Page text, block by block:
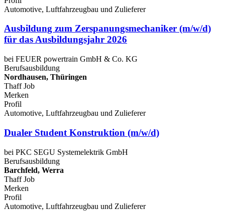
Automotive, Luftfahrzeugbau und Zulieferer
Ausbildung zum Zerspanungsmechaniker (m/w/d)
für das Ausbildungsjahr 2026
bei FEUER powertrain GmbH & Co. KG
Berufsausbildung
Nordhausen, Thüringen
Thaff Job
Merken
Profil
Automotive, Luftfahrzeugbau und Zulieferer
Dualer Student Konstruktion (m/w/d)
bei PKC SEGU Systemelektrik GmbH
Berufsausbildung
Barchfeld, Werra
Thaff Job
Merken
Profil
Automotive, Luftfahrzeugbau und Zulieferer